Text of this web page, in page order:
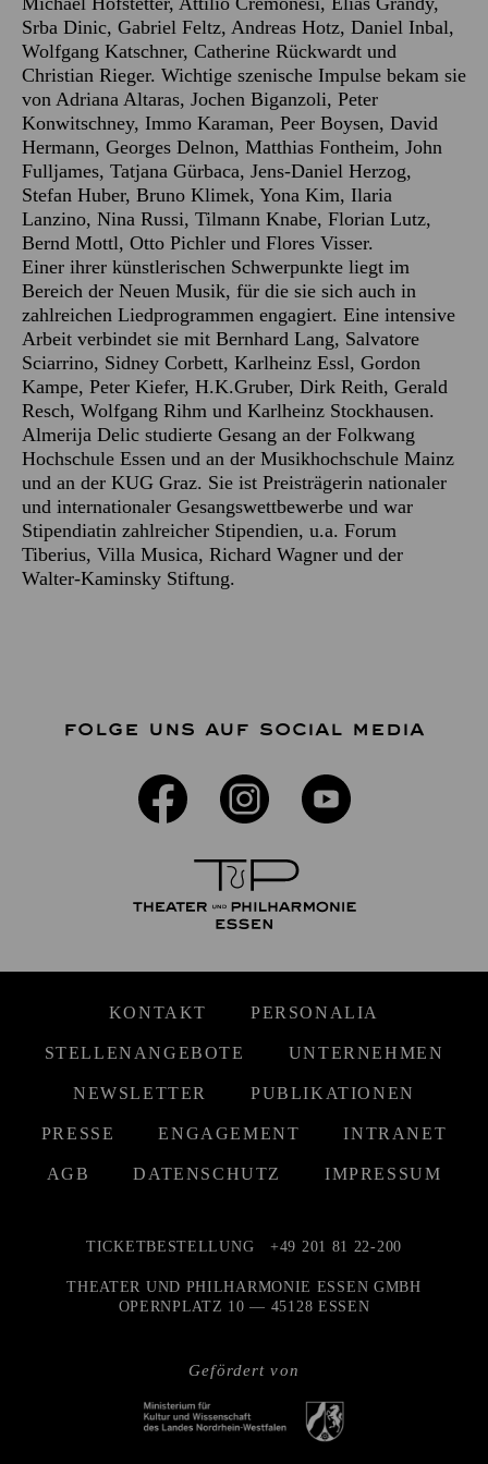
Srba Dinic, Gabriel Feltz, Andreas Hotz, Daniel Inbal,
Wolfgang Katschner, Catherine Rückwardt und
Christian Rieger. Wichtige szenische Impulse bekam sie
von Adriana Altaras, Jochen Biganzoli, Peter
Konwitschney, Immo Karaman, Peer Boysen, David
Hermann, Georges Delnon, Matthias Fontheim, John
Fulljames, Tatjana Gürbaca, Jens-Daniel Herzog,
Stefan Huber, Bruno Klimek, Yona Kim, Ilaria
Lanzino, Nina Russi, Tilmann Knabe, Florian Lutz,
Bernd Mottl, Otto Pichler und Flores Visser.
Einer ihrer künstlerischen Schwerpunkte liegt im
Bereich der Neuen Musik, für die sie sich auch in
zahlreichen Liedprogrammen engagiert. Eine intensive
Arbeit verbindet sie mit Bernhard Lang, Salvatore
Sciarrino, Sidney Corbett, Karlheinz Essl, Gordon
Kampe, Peter Kiefer, H.K.Gruber, Dirk Reith, Gerald
Resch, Wolfgang Rihm und Karlheinz Stockhausen.
Almerija Delic studierte Gesang an der Folkwang
Hochschule Essen und an der Musikhochschule Mainz
und an der KUG Graz. Sie ist Preisträgerin nationaler
und internationaler Gesangswettbewerbe und war
Stipendiatin zahlreicher Stipendien, u.a. Forum
Tiberius, Villa Musica, Richard Wagner und der
Walter-Kaminsky Stiftung.
FOLGE UNS AUF SOCIAL MEDIA
KONTAKT PERSONALIA
STELLENANGEBOTE UNTERNEHMEN
NEWSLETTER PUBLIKATIONEN
PRESSE ENGAGEMENT INTRANET
AGB DATENSCHUTZ IMPRESSUM
Gefördert von
TICKETBESTELLUNG +49 201 81 22-200
THEATER UND PHILHARMONIE ESSEN GMBH
OPERNPLATZ 10 — 45128 ESSEN